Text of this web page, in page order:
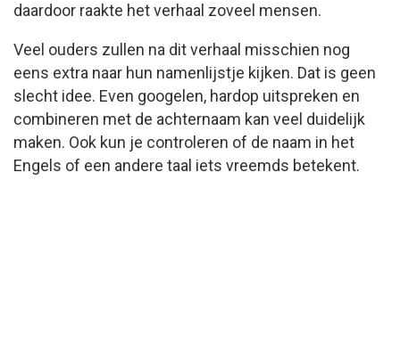
daardoor raakte het verhaal zoveel mensen.
Veel ouders zullen na dit verhaal misschien nog
eens extra naar hun namenlijstje kijken. Dat is geen
slecht idee. Even googelen, hardop uitspreken en
combineren met de achternaam kan veel duidelijk
maken. Ook kun je controleren of de naam in het
Engels of een andere taal iets vreemds betekent.